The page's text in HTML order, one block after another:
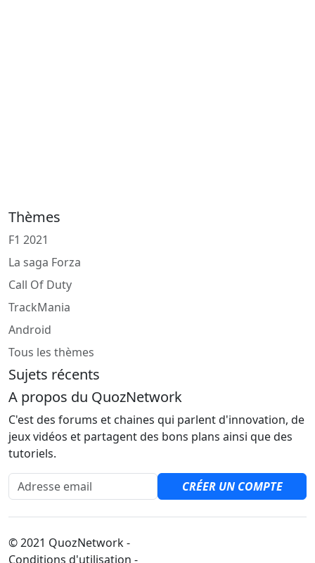
Thèmes
F1 2021
La saga Forza
Call Of Duty
TrackMania
Android
Tous les thèmes
Sujets récents
A propos du QuozNetwork
C'est des forums et chaines qui parlent d'innovation, de
jeux vidéos et partagent des bons plans ainsi que des
tutoriels.
Adresse email
CRÉER UN COMPTE
© 2021 QuozNetwork -
Conditions d'utilisation -